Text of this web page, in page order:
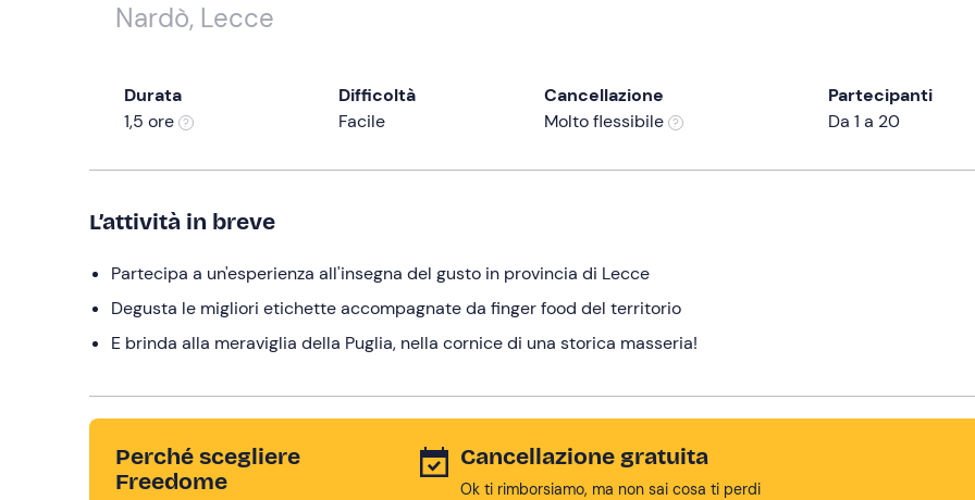
Nardò, Lecce
Durata
1,5 ore
Difficoltà
Facile
Cancellazione
Molto flessibile
Partecipanti
Da 1 a 20
L’attività in breve
Partecipa a un'esperienza all'insegna del gusto in provincia di Lecce
Degusta le migliori etichette accompagnate da finger food del territorio
E brinda alla meraviglia della Puglia, nella cornice di una storica masseria!
Perché scegliere
Freedome
Cancellazione gratuita
Ok ti rimborsiamo, ma non sai cosa ti perdi